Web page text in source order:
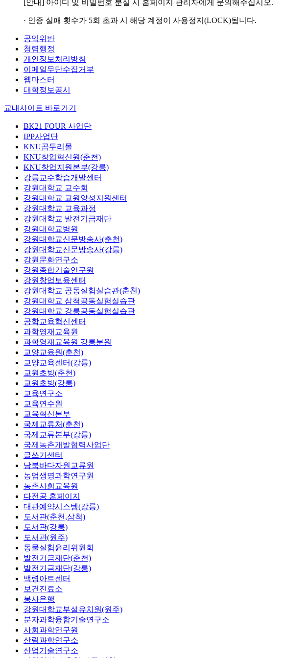
[안내] 아이디 및 비밀번호 분실 시 홈페이지 관리자에게 문의해주십시오.
· 인증 실패 횟수가 5회 초과 시 해당 계정이 사용정지(LOCK)됩니다.
공익위반
청렴행정
개인정보처리방침
이메일무단수집거부
웹마스터
대학정보공시
교내사이트 바로가기
BK21 FOUR 사업단
IPP사업단
KNU곰두리몰
KNU창업혁신원(춘천)
KNU창업지원본부(강릉)
강릉교수학습개발센터
강원대학교 교수회
강원대학교 교원양성지원센터
강원대학교 교육과정
강원대학교 발전기금재단
강원대학교병원
강원대학교신문방송사(춘천)
강원대학교신문방송사(강릉)
강원문화연구소
강원종합기술연구원
강원창업보육센터
강원대학교 공동실험실습관(춘천)
강원대학교 삼척공동실험실습관
강원대학교 강릉공동실험실습관
공학교육혁신센터
과학영재교육원
과학영재교육원 강릉분원
교양교육원(춘천)
교양교육센터(강릉)
교원초빙(춘천)
교원초빙(강릉)
교육연구소
교육연수원
교육혁신본부
국제교류처(춘천)
국제교류본부(강릉)
국제농촌개발협력사업단
글쓰기센터
남북바다자원교류원
농업생명과학연구원
농촌사회교육원
다전공 홈페이지
대관예약시스템(강릉)
도서관(춘천,삼척)
도서관(강릉)
도서관(원주)
동물실험윤리위원회
발전기금재단(춘천)
발전기금재단(강릉)
백령아트센터
보건진료소
봉사은행
강원대학교부설유치원(원주)
분자과학융합기술연구소
사회과학연구원
산림과학연구소
산업기술연구소